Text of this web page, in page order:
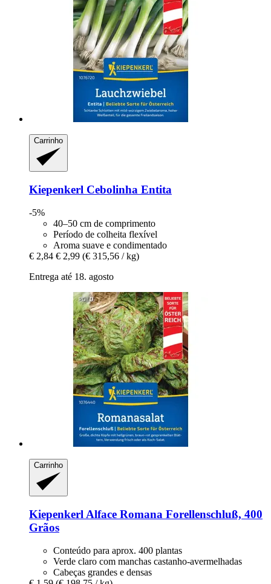
Carrinho
Kiepenkerl Cebolinha Entita
-5%
40–50 cm de comprimento
Período de colheita flexível
Aroma suave e condimentado
€ 2,84 € 2,99 (€ 315,56 / kg)
Entrega até 18. agosto
Carrinho
Kiepenkerl Alface Romana Forellenschluß, 400
Grãos
Conteúdo para aprox. 400 plantas
Verde claro com manchas castanho-avermelhadas
Cabeças grandes e densas